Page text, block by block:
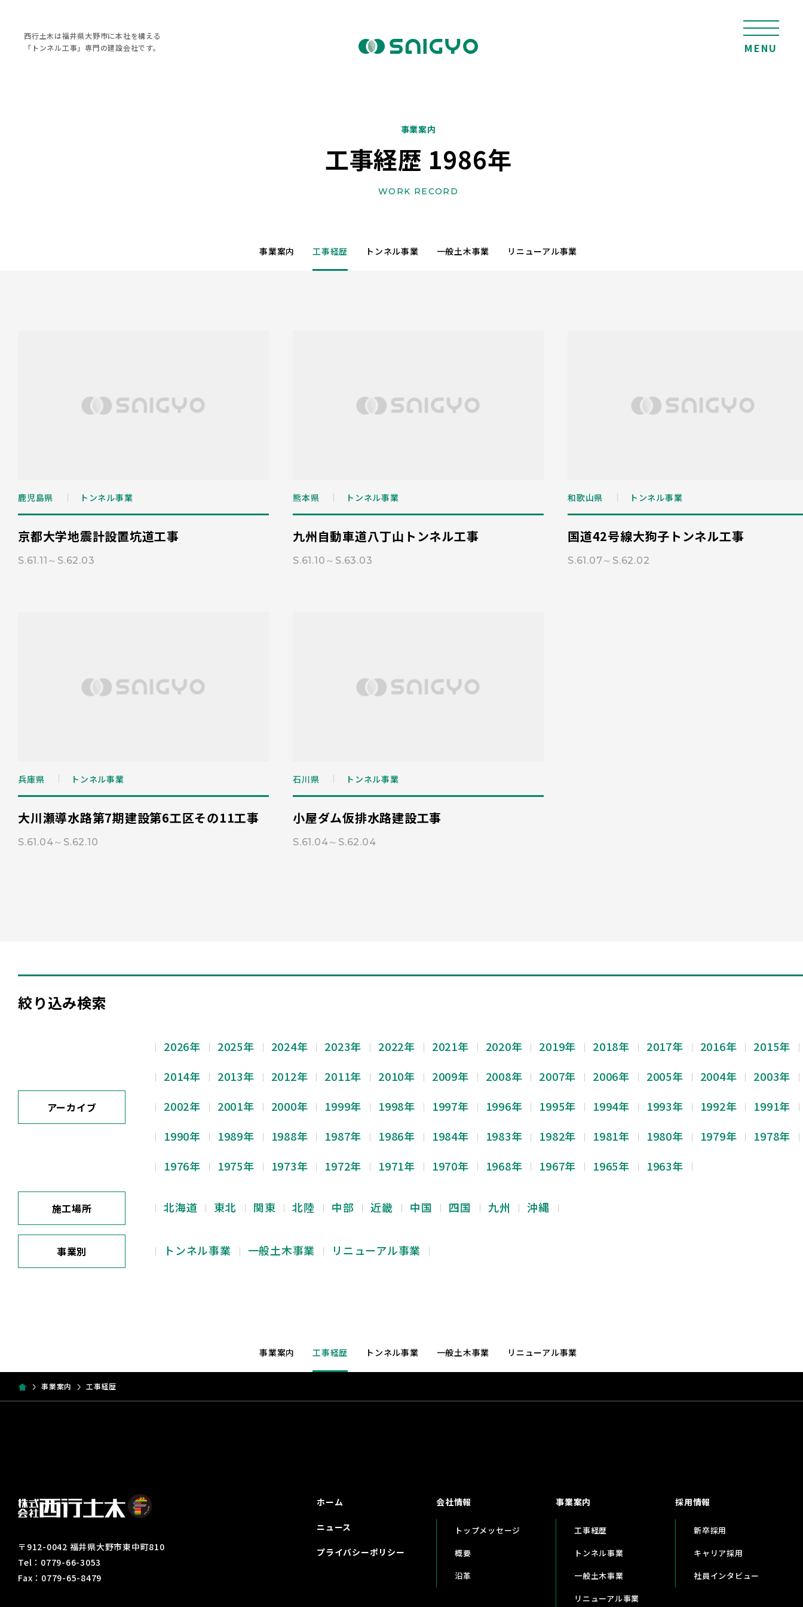
西行土木は福井県大野市に本社を構える
「トンネル工事」専門の建設会社です。
MENU
事業案内
工事経歴 1986年
WORK RECORD
事業案内 工事経歴 トンネル事業 一般土木事業 リニューアル事業
鹿児島県 トンネル事業
京都大学地震計設置坑道工事
S.61.11～S.62.03
熊本県 トンネル事業
九州自動車道八丁山トンネル工事
S.61.10～S.63.03
和歌山県 トンネル事業
国道42号線大狗子トンネル工事
S.61.07～S.62.02
兵庫県 トンネル事業
大川瀬導水路第7期建設第6工区その11工事
S.61.04～S.62.10
石川県 トンネル事業
小屋ダム仮排水路建設工事
S.61.04～S.62.04
絞り込み検索
アーカイブ
2026年 2025年 2024年 2023年 2022年 2021年 2020年 2019年 2018年 2017年 2016年
2015年
2014年
2013年 2012年 2011年 2010年 2009年 2008年 2007年 2006年 2005年 2004年
2003年
2002年
2001年 2000年 1999年 1998年 1997年 1996年 1995年 1994年 1993年 1992年
1991年
1990年
1989年 1988年 1987年 1986年 1984年 1983年 1982年 1981年 1980年 1979年
1978年
1976年
1975年 1973年 1972年 1971年 1970年 1968年 1967年 1965年 1963年
施工場所 北海道 東北 関東 北陸 中部 近畿 中国 四国 九州 沖縄
事業別 トンネル事業 一般土木事業 リニューアル事業
事業案内 工事経歴 トンネル事業 一般土木事業 リニューアル事業
事業案内 工事経歴
〒912-0042 福井県大野市東中町810
Tel：0779-66-3053
Fax：0779-65-8479
ホーム
ニュース
プライバシーポリシー
会社情報
トップメッセージ
概要
沿革
事業案内
工事経歴
トンネル事業
一般土木事業
リニューアル事業
採用情報
新卒採用
キャリア採用
社員インタビュー